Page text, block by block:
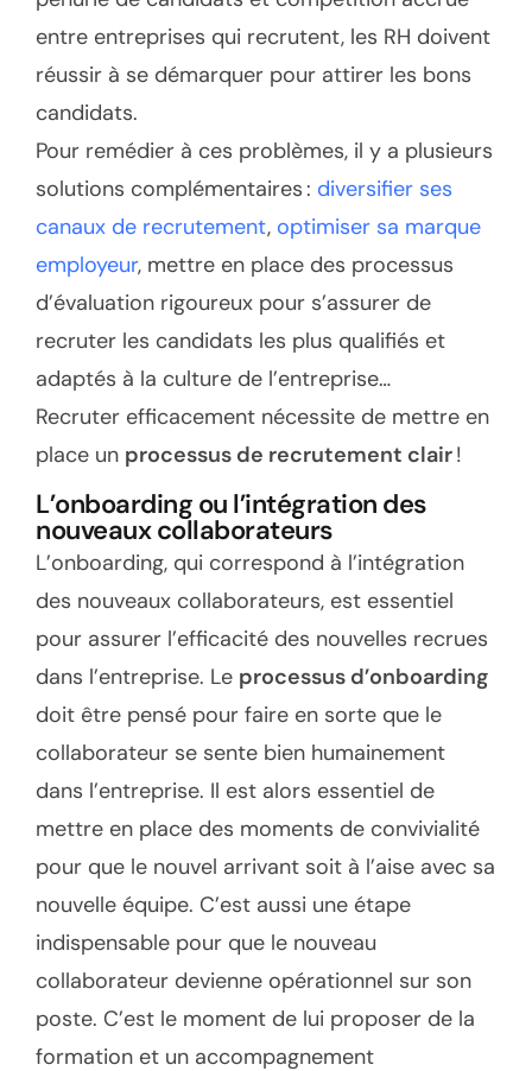
entre entreprises qui recrutent, les RH doivent
réussir à se démarquer pour attirer les bons
candidats.
Pour remédier à ces problèmes, il y a plusieurs
solutions complémentaires : diversifier ses
canaux de recrutement, optimiser sa marque
employeur, mettre en place des processus
d’évaluation rigoureux pour s’assurer de
recruter les candidats les plus qualifiés et
adaptés à la culture de l’entreprise…
Recruter efficacement nécessite de mettre en
place un processus de recrutement clair!
L’onboarding ou l’intégration des
nouveaux collaborateurs
L’onboarding, qui correspond à l’intégration
des nouveaux collaborateurs, est essentiel
pour assurer l’efficacité des nouvelles recrues
dans l’entreprise. Le processus d’onboarding
doit être pensé pour faire en sorte que le
collaborateur se sente bien humainement
dans l’entreprise. Il est alors essentiel de
mettre en place des moments de convivialité
pour que le nouvel arrivant soit à l’aise avec sa
nouvelle équipe. C’est aussi une étape
indispensable pour que le nouveau
collaborateur devienne opérationnel sur son
poste. C’est le moment de lui proposer de la
formation et un accompagnement